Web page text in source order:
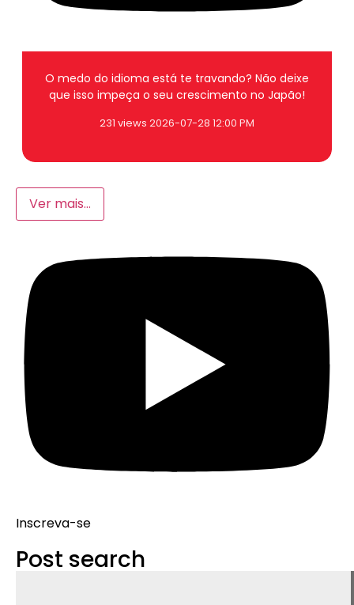
O medo do idioma está te travando? Não deixe
que isso impeça o seu crescimento no Japão!
231 views 2026-07-28 12:00 PM
Ver mais…
Inscreva-se
Post search